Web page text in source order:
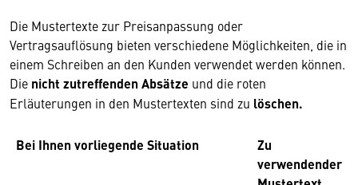
Die Mustertexte zur Preisanpassung oder
Vertragsauflösung bieten verschiedene Möglichkeiten, die in
einem Schreiben an den Kunden verwendet werden können.
Die nicht zutreffenden Absätze und die roten
Erläuterungen in den Mustertexten sind zu löschen.
Bei Ihnen vorliegende Situation
Zu
verwendender